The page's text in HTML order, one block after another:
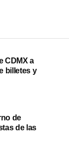
CDMX a
billetes y
de
de las